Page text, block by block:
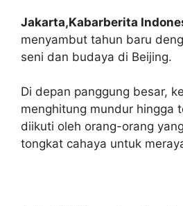
Jakarta,Kabarberita
menyambut tahun baru
seni dan budaya di Beijing.
Di depan panggung besar,
menghitung mundur hingga
diikuti oleh orang-orang
tongkat cahaya untuk